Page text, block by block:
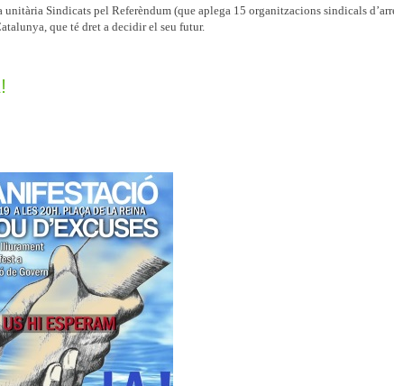
Sindicats pel Referèndum (que aplega 15 organitzacions sindicals
que té dret a decidir el seu futur.